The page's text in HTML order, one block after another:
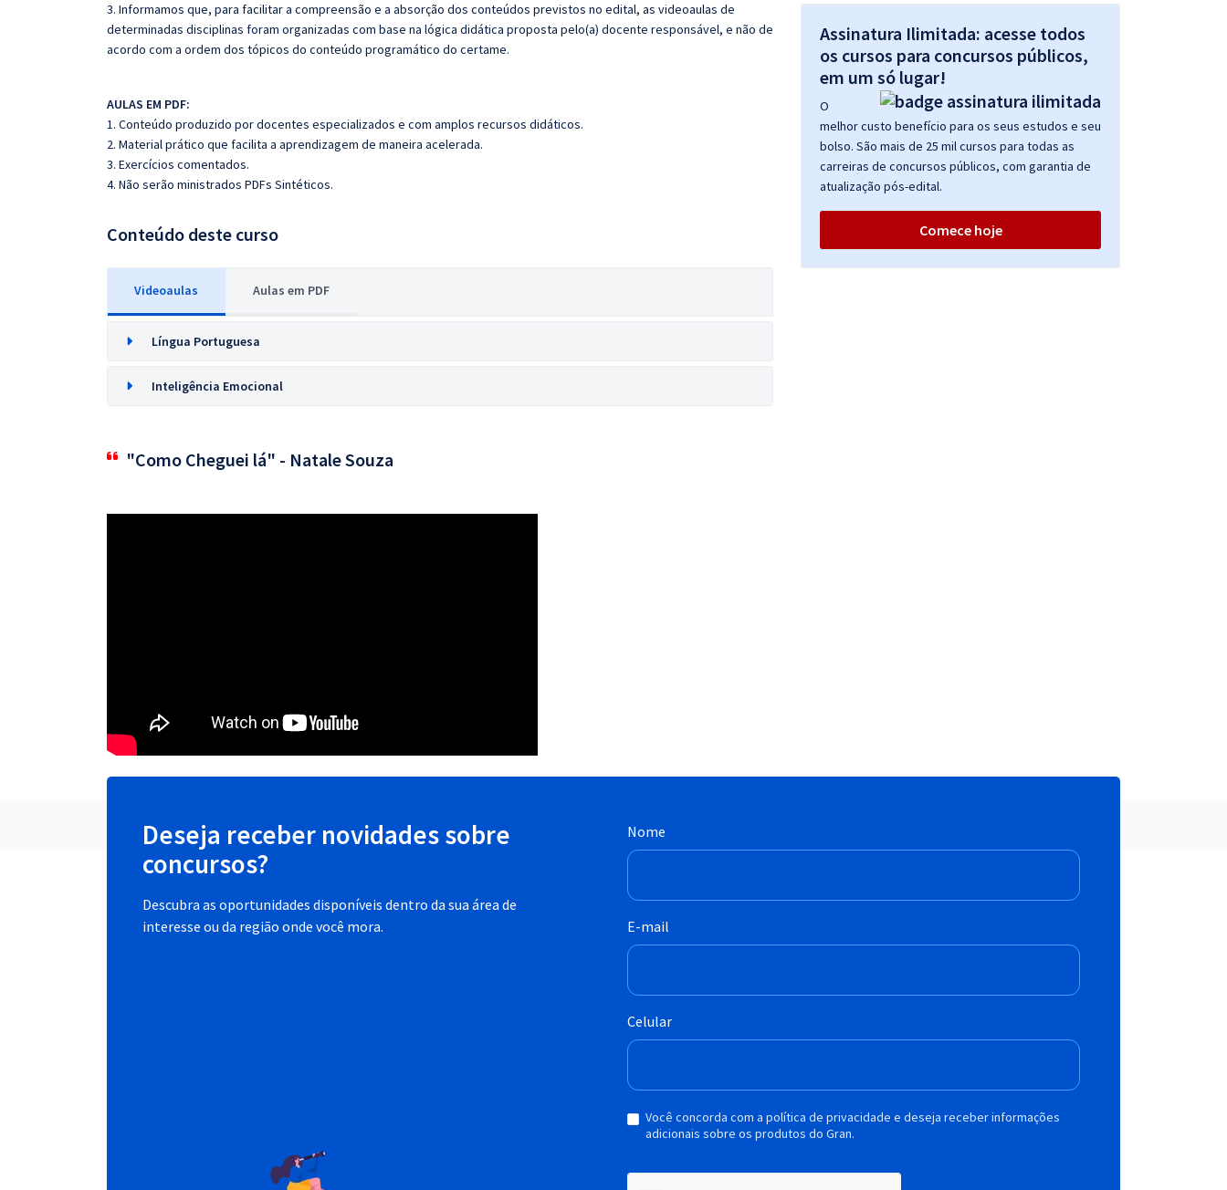
3. Informamos que, para facilitar a compreensão e a absorção dos conteúdos previstos no edital, as videoaulas de
determinadas disciplinas foram organizadas com base na lógica didática proposta pelo(a) docente responsável, e não de
acordo com a ordem dos tópicos do conteúdo programático do certame.
AULAS EM PDF:
1. Conteúdo produzido por docentes especializados e com amplos recursos didáticos.
2. Material prático que facilita a aprendizagem de maneira acelerada.
3. Exercícios comentados.
4. Não serão ministrados PDFs Sintéticos.
Conteúdo deste curso
Videoaulas Aulas em PDF
Língua Portuguesa
Inteligência Emocional
"Como Cheguei lá" - Natale Souza
Assinatura Ilimitada: acesse todos
os cursos para concursos públicos,
em um só lugar!
O
melhor custo benefício para os seus estudos e seu
bolso. São mais de 25 mil cursos para todas as
carreiras de concursos públicos, com garantia de
atualização pós-edital.
Comece hoje
Deseja receber novidades sobre
concursos?
Descubra as oportunidades disponíveis dentro da sua área de
interesse ou da região onde você mora.
Nome
E-mail
Celular
Você concorda com a política de privacidade e deseja receber informações
adicionais sobre os produtos do Gran.